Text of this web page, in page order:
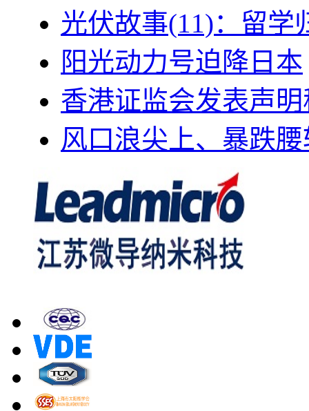
光伏故事(11)：留学
阳光动力号迫降日本
香港证监会发表声
风口浪尖上、暴跌